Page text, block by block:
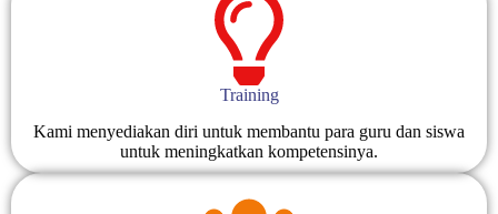
Training
Kami menyediakan diri untuk membantu para guru dan siswa
untuk meningkatkan kompetensinya.